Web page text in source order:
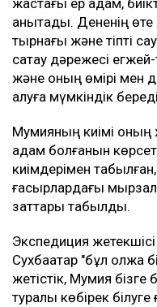
жастағы ер адам,
анықтады. Дененің өте
тырнағы және тіпті
сақтау дәрежесі
және оның өмірі мен
алуға мүмкіндік
Мумияның киімі оның
адам болғанын
киімдерімен
ғасырлардағы
заттары табылды.
Экспедиция
Сухбаатар "бұл олжа
жетістік, Мумия бізге
туралы көбірек